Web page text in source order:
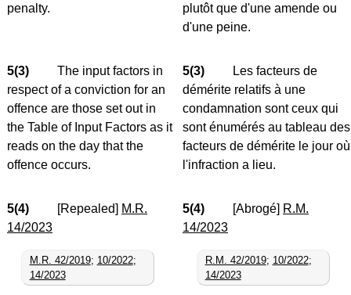
penalty.
plutôt que d'une amende ou
d'une peine.
5(3)
The input factors in
respect of a conviction for an
offence are those set out in
the Table of Input Factors as it
reads on the day that the
offence occurs.
5(3)
Les facteurs de
démérite relatifs à une
condamnation sont ceux qui
sont énumérés au tableau des
facteurs de démérite le jour où
l'infraction a lieu.
5(4) [Repealed] M.R.
14/2023
M.R. 42/2019; 10/2022;
14/2023
5(4) [Abrogé] R.M.
14/2023
R.M. 42/2019; 10/2022;
14/2023